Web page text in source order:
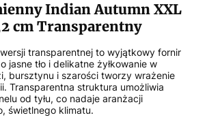
Indian Autumn XXL
cm Transparentny
transparentnej to wyjątkowy fornir
jasne tło i delikatne żyłkowanie w
bursztynu i szarości tworzy wrażenie
Transparentna struktura umożliwia
od tyłu, co nadaje aranżacji
świetlnego klimatu.